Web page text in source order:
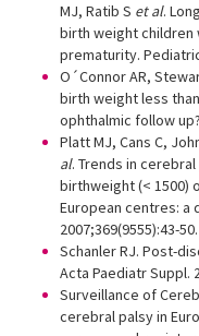
MJ, Ratib S et al.
birth weight
prematurity.
O´Connor AR,
birth weight less
ophthalmic follow
Platt MJ, Cans C,
al. Trends in
birthweight (< 1500)
European centres: a
2007;369(9555):43-50.
Schanler RJ. Post-
Acta Paediatr Suppl.
Surveillance of
cerebral palsy in